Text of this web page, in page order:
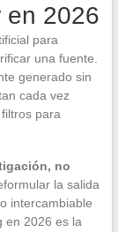
en 2026
para
una fuente.
generado sin
cada vez
para
no
la salida
intercambiable
en 2026 es la